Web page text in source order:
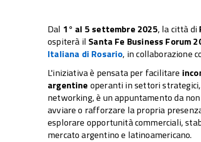
Dal 1° al 5 settembre 2025, la città di
ospiterà il Santa Fe Business Forum
Italiana di Rosario, in collaborazione
L'iniziativa è pensata per facilitare
argentine operanti in settori
networking, è un appuntamento da
avviare o rafforzare la propria
esplorare opportunità commerciali,
mercato argentino e latinoamericano.